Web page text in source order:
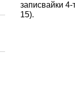
записвайки
15).